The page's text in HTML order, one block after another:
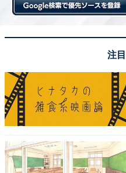
5位
注